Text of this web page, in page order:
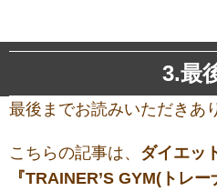
3.最
最後までお読みいただきあ
こちらの記事は、 ダイエッ
『TRAINER’S GYM(トレ